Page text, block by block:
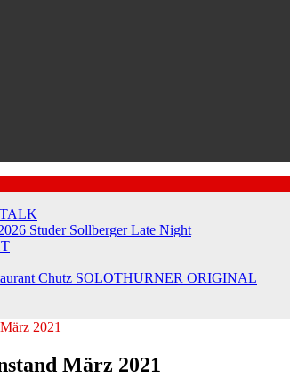
Studer Sollberger Late Night
Chutz SOLOTHURNER ORIGINAL
2021
März 2021